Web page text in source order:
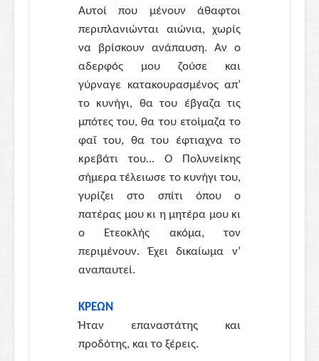
Αυτοί που μένουν άθαφτοι
περιπλανιώνται αιώνια, χωρίς
να βρίσκουν ανάπαυση. Αν ο
αδερφός μου ζούσε και
γύρναγε κατακουρασμένος απ’
το κυνήγι, θα του έβγαζα τις
μπότες του, θα του ετοίμαζα το
φαΐ του, θα του έφτιαχνα το
κρεβάτι του… Ο Πολυνείκης
σήμερα τέλειωσε το κυνήγι του,
γυρίζει στο σπίτι όπου ο
πατέρας μου κι η μητέρα μου κι
ο Ετεοκλής ακόμα, τον
περιμένουν. Έχει δικαίωμα ν’
αναπαυτεί.
ΚΡΕΩΝ
Ήταν επαναστάτης και
προδότης, και το ξέρεις.